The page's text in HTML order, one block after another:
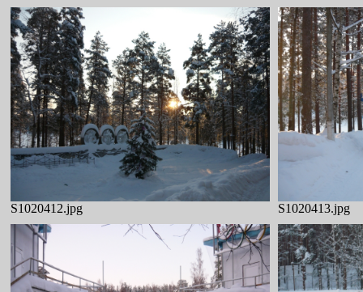
S1020412.jpg S1020413.jpg